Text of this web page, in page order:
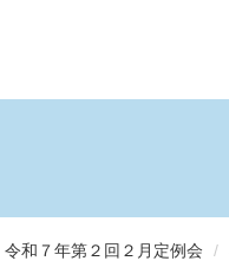
令和７年第２回２月定例会 /